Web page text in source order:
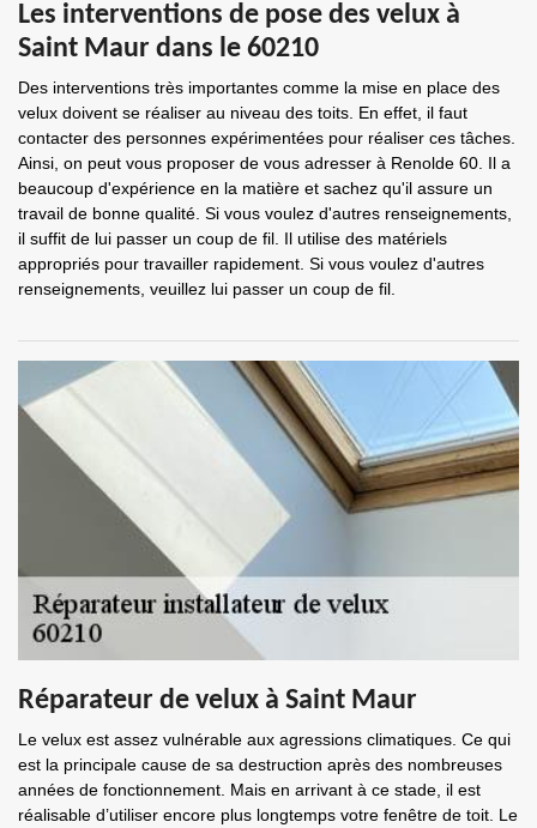
Les interventions de pose des velux à
Saint Maur dans le 60210
Des interventions très importantes comme la mise en place des
velux doivent se réaliser au niveau des toits. En effet, il faut
contacter des personnes expérimentées pour réaliser ces tâches.
Ainsi, on peut vous proposer de vous adresser à Renolde 60. Il a
beaucoup d'expérience en la matière et sachez qu'il assure un
travail de bonne qualité. Si vous voulez d'autres renseignements,
il suffit de lui passer un coup de fil. Il utilise des matériels
appropriés pour travailler rapidement. Si vous voulez d'autres
renseignements, veuillez lui passer un coup de fil.
Réparateur de velux à Saint Maur
Le velux est assez vulnérable aux agressions climatiques. Ce qui
est la principale cause de sa destruction après des nombreuses
années de fonctionnement. Mais en arrivant à ce stade, il est
réalisable d’utiliser encore plus longtemps votre fenêtre de toit. Le